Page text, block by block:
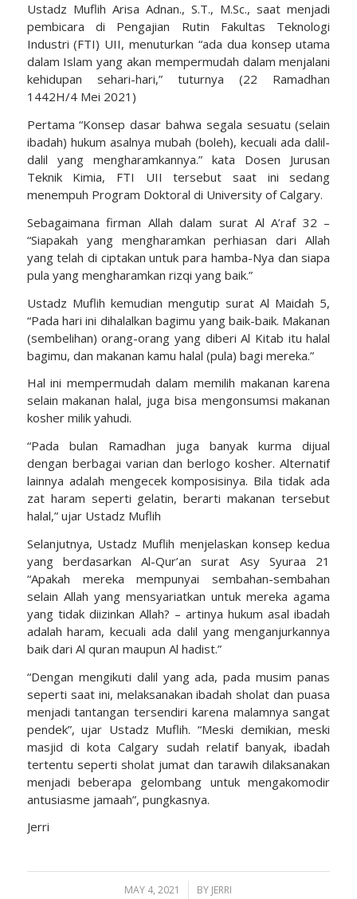
Ustadz Muflih Arisa Adnan., S.T., M.Sc., saat menjadi
pembicara di Pengajian Rutin Fakultas Teknologi
Industri (FTI) UII, menuturkan “ada dua konsep utama
dalam Islam yang akan mempermudah dalam menjalani
kehidupan sehari-hari,” tuturnya (22 Ramadhan
1442H/4 Mei 2021)
Pertama “Konsep dasar bahwa segala sesuatu (selain
ibadah) hukum asalnya mubah (boleh), kecuali ada dalil-
dalil yang mengharamkannya.” kata Dosen Jurusan
Teknik Kimia, FTI UII tersebut saat ini sedang
menempuh Program Doktoral di University of Calgary.
Sebagaimana firman Allah dalam surat Al A’raf 32 –
“Siapakah yang mengharamkan perhiasan dari Allah
yang telah di ciptakan untuk para hamba-Nya dan siapa
pula yang mengharamkan rizqi yang baik.”
Ustadz Muflih kemudian mengutip surat Al Maidah 5,
“Pada hari ini dihalalkan bagimu yang baik-baik. Makanan
(sembelihan) orang-orang yang diberi Al Kitab itu halal
bagimu, dan makanan kamu halal (pula) bagi mereka.”
Hal ini mempermudah dalam memilih makanan karena
selain makanan halal, juga bisa mengonsumsi makanan
kosher milik yahudi.
“Pada bulan Ramadhan juga banyak kurma dijual
dengan berbagai varian dan berlogo kosher. Alternatif
lainnya adalah mengecek komposisinya. Bila tidak ada
zat haram seperti gelatin, berarti makanan tersebut
halal,” ujar Ustadz Muflih
Selanjutnya, Ustadz Muflih menjelaskan konsep kedua
yang berdasarkan Al-Qur’an surat Asy Syuraa 21
“Apakah mereka mempunyai sembahan-sembahan
selain Allah yang mensyariatkan untuk mereka agama
yang tidak diizinkan Allah? – artinya hukum asal ibadah
adalah haram, kecuali ada dalil yang menganjurkannya
baik dari Al quran maupun Al hadist.”
“Dengan mengikuti dalil yang ada, pada musim panas
seperti saat ini, melaksanakan ibadah sholat dan puasa
menjadi tantangan tersendiri karena malamnya sangat
pendek”, ujar Ustadz Muflih. “Meski demikian, meski
masjid di kota Calgary sudah relatif banyak, ibadah
tertentu seperti sholat jumat dan tarawih dilaksanakan
menjadi beberapa gelombang untuk mengakomodir
antusiasme jamaah”, pungkasnya.
Jerri
MAY 4, 2021
/ BY JERRI